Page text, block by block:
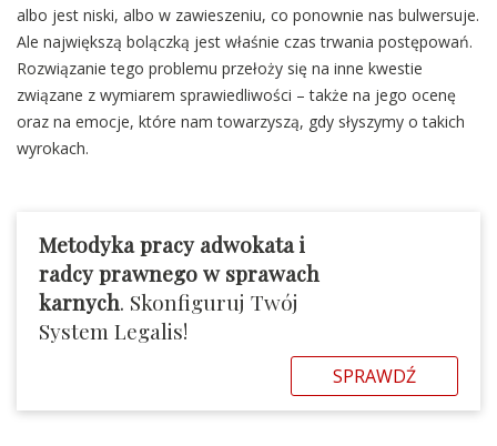
albo jest niski, albo w zawieszeniu, co ponownie nas bulwersuje.
Ale największą bolączką jest właśnie czas trwania postępowań.
Rozwiązanie tego problemu przełoży się na inne kwestie
związane z wymiarem sprawiedliwości – także na jego ocenę
oraz na emocje, które nam towarzyszą, gdy słyszymy o takich
wyrokach.
Metodyka pracy adwokata i
radcy prawnego w sprawach
karnych. Skonfiguruj Twój
System Legalis!
SPRAWDŹ